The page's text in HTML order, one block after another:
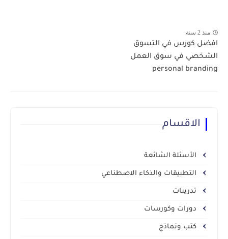
منذ 2 سنة
افضل كورس في التسوق
الشخصي في سوق العمل
personal branding
الاقسام
الأسئلة الشائعة
التطبيقات والذكاء الاصطناعي
تدريبات
دورات وكورسات
كتب ونماذج